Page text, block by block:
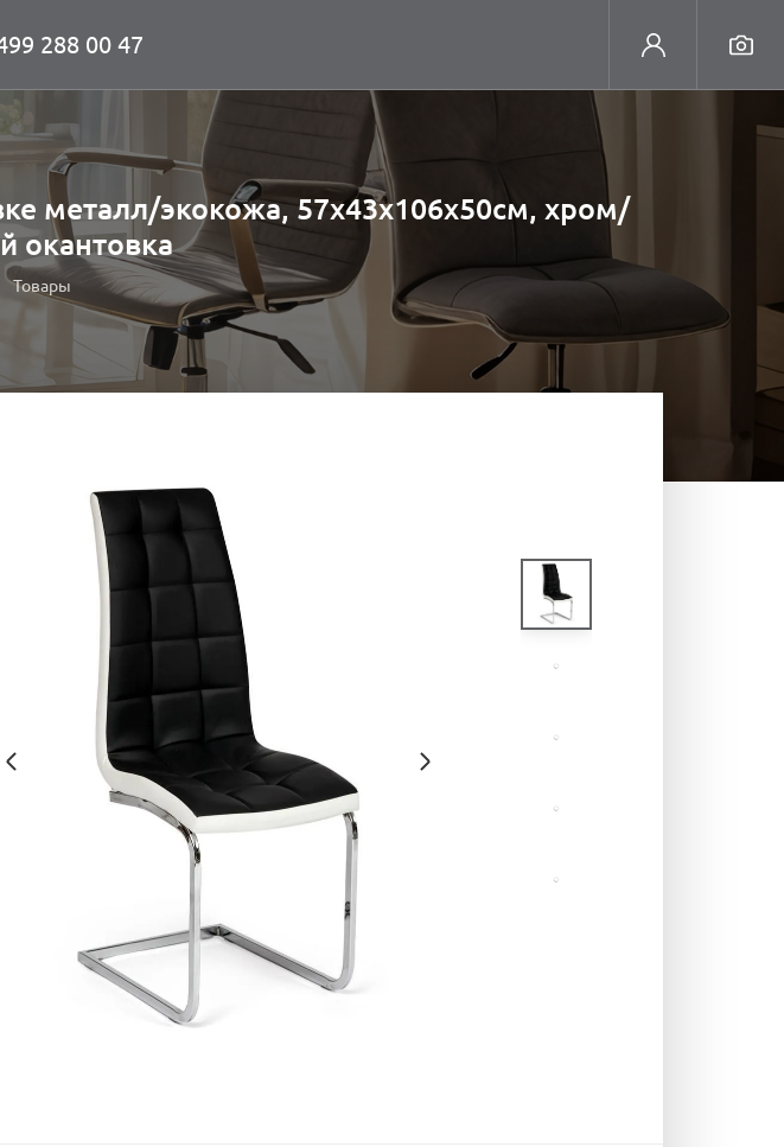
288 00 47
металл/экокожа, 57х43х106х50см, хром/
окантовка
Товары